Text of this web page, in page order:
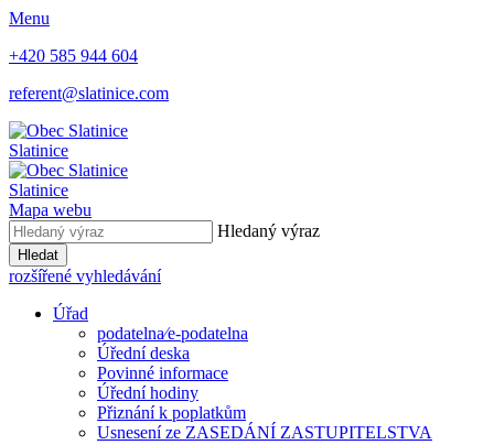
Menu
+420 585 944 604
referent@slatinice.com
Slatinice
Slatinice
Mapa webu
Hledaný výraz
Hledat
rozšířené vyhledávání
Úřad
podatelna⁄e-podatelna
Úřední deska
Povinné informace
Úřední hodiny
Přiznání k poplatkům
Usnesení ze ZASEDÁNÍ ZASTUPITELSTVA